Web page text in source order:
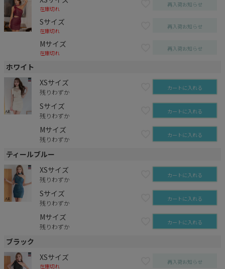
在庫切れ
再入荷お知らせ
Sサイズ
在庫切れ
再入荷お知らせ
Mサイズ
在庫切れ
再入荷お知らせ
ホワイト
XSサイズ
残りわずか カートに入れる
Sサイズ
残りわずか カートに入れる
Mサイズ
残りわずか カートに入れる
ティールブルー
XSサイズ
残りわずか カートに入れる
Sサイズ
残りわずか カートに入れる
Mサイズ
残りわずか カートに入れる
ブラック
XSサイズ
在庫切れ
再入荷お知らせ